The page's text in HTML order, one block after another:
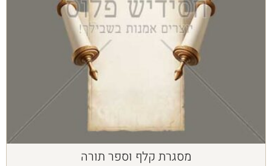
מסגרת קלף וספר תורה